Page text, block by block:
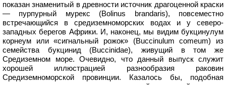
показан знаменитый в древности источник драгоценной краски
— пурпурный мурекс (Bolinus brandaris), повсеместно
встречающийся в средиземноморских водах и у северо-
западных берегов Африки. И, наконец, мы видим букцинулум
корнеум или «сигнальный рожок» (Buccinulum comeum) из
семейства букцинид (Buccinidae), живущий в том же
Средиземном море. Очевидно, что данный выпуск служит
хорошей иллюстрацией разнообразия раковин
Средиземноморской провинции. Казалось бы, подобная